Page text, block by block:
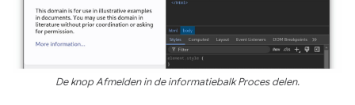
De knop Afmelden in de informatiebalk Proces delen.